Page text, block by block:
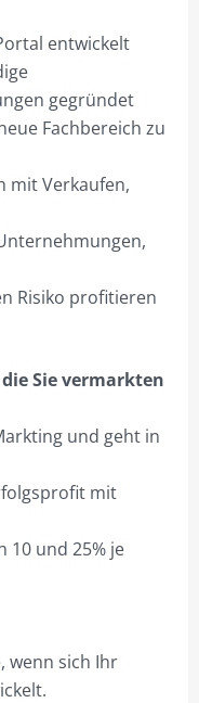
entwickelt
gegründet
Fachbereich zu
mit Verkaufen,
Risiko profitieren
Sie vermarkten
und geht in
mit
10 und 25% je
wenn sich Ihr